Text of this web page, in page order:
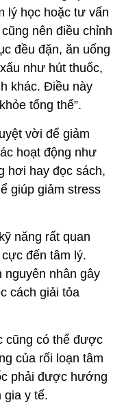
lý học hoặc tư vấn
nên điều chỉnh
đều đặn, ăn uống
như hút thuốc,
khác. Điều này
tổng thể”.
vời để giảm
hoạt động như
hơi hay đọc sách,
giúp giảm stress
năng rất quan
đến tâm lý.
nguyên nhân gây
cách giải tỏa
cũng có thể được
của rối loạn tâm
phải được hướng
gia y tế.